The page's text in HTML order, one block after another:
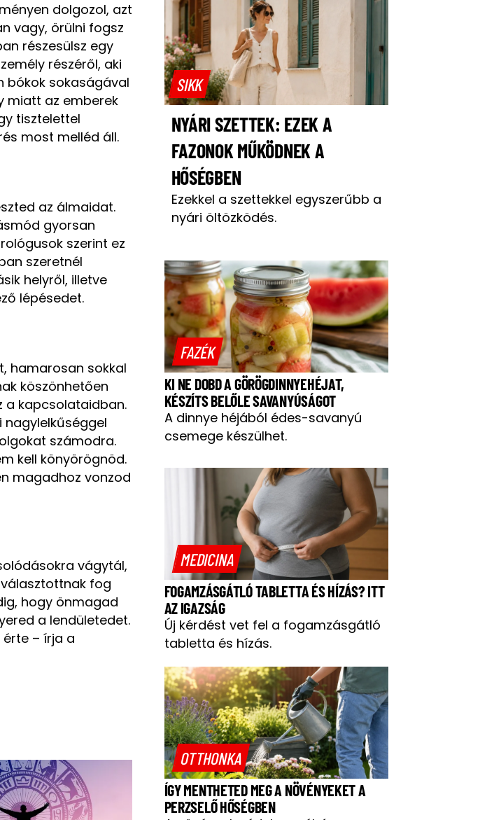
dolgozol, azt
vagy, örülni fogsz
részesülsz egy
részéről, aki
bókok sokaságával
miatt az emberek
tisztelettel
most melléd áll.
az álmaidat.
gyorsan
szerint ez
szeretnél
helyről, illetve
lépésedet.
hamarosan sokkal
köszönhetően
kapcsolataidban.
nagylelkűséggel
számodra.
kell könyörögnöd.
magadhoz vonzod
vágytál,
fog
hogy önmagad
a lendületedet.
– írja a
SIKK
NYÁRI SZETTEK: EZEK A
FAZONOK MŰKÖDNEK A
HŐSÉGBEN
Ezekkel a szettekkel egyszerűbb a
nyári öltözködés.
FAZÉK
KI NE DOBD A GÖRÖGDINNYEHÉJAT,
KÉSZÍTS BELŐLE SAVANYÚSÁGOT
A dinnye héjából édes-savanyú
csemege készülhet.
MEDICINA
FOGAMZÁSGÁTLÓ TABLETTA ÉS HÍZÁS? ITT
AZ IGAZSÁG
Új kérdést vet fel a fogamzásgátló
tabletta és hízás.
OTTHONKA
ÍGY MENTHETED MEG A NÖVÉNYEKET A
PERZSELŐ HŐSÉGBEN